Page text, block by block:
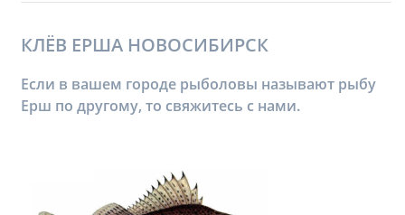
КЛЁВ ЕРША НОВОСИБИРСК
Если в вашем городе рыболовы называют рыбу
Ерш по другому, то свяжитесь с нами.